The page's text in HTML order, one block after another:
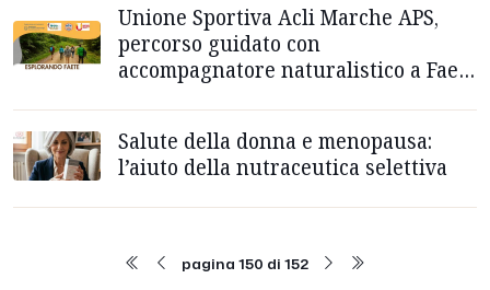
Unione Sportiva Acli Marche APS,
percorso guidato con
accompagnatore naturalistico a Faete
Salute della donna e menopausa:
l’aiuto della nutraceutica selettiva
pagina 150 di 152